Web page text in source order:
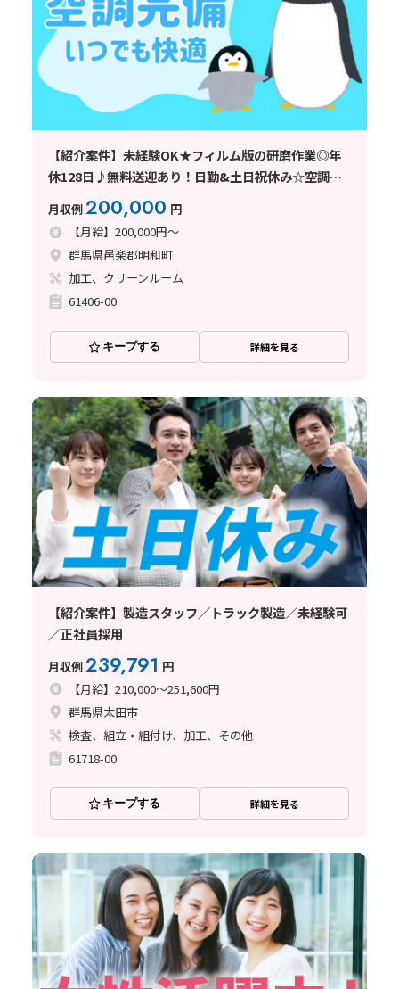
【紹介案件】未経験OK★フィルム版の研磨作業◎年
休128日♪無料送迎あり！日勤&土日祝休み☆空調完
月収例200,000 円
【月給】200,000円～
群馬県邑楽郡明和町
加工、クリーンルーム
61406-00
キープする 詳細を見る
【紹介案件】製造スタッフ／トラック製造／未経験可
／正社員採用
月収例239,791 円
【月給】210,000～251,600円
群馬県太田市
検査、組立・組付け、加工、その他
61718-00
キープする 詳細を見る